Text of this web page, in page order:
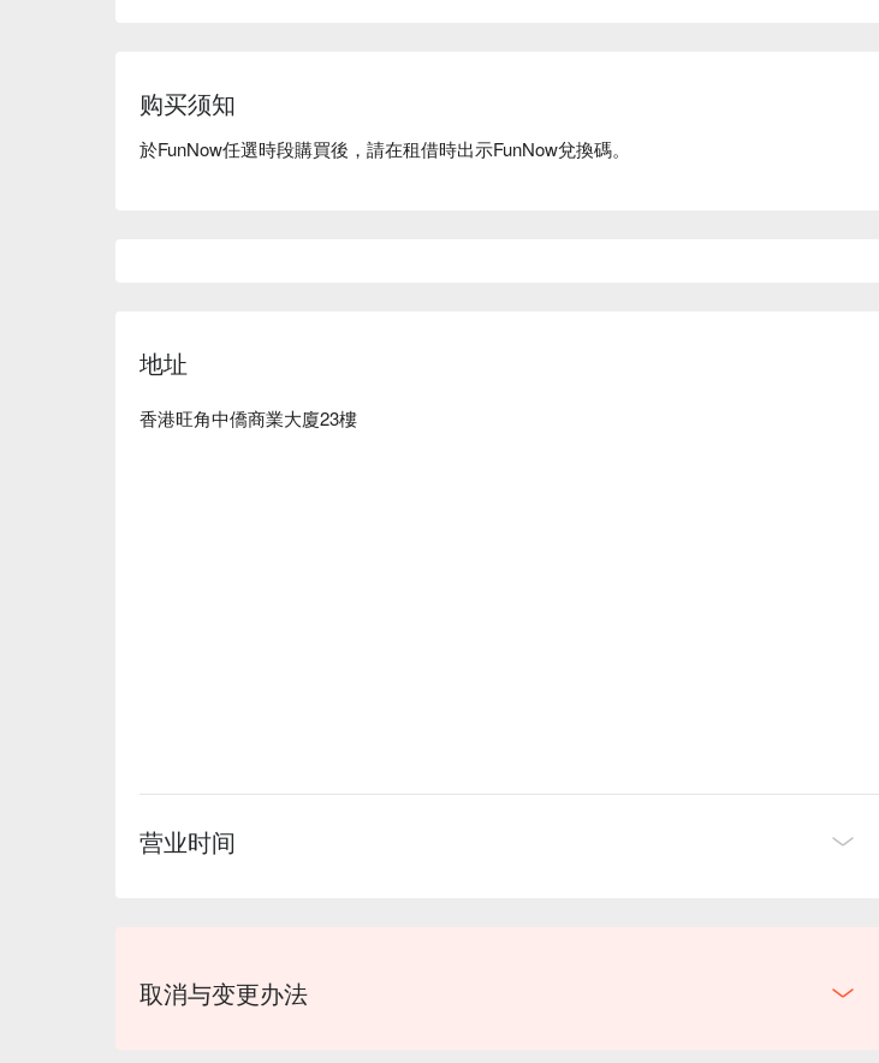
购买须知
於FunNow任選時段購買後，請在租借時出示FunNow兌換碼。
地址
香港旺角中僑商業大廈23樓
营业时间
取消与变更办法